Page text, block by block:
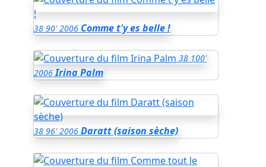
38 90' 2006 Comme t'y es belle !
38 100'
2006 Irina Palm
38 96' 2006 Daratt (saison sèche)